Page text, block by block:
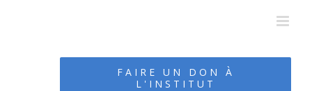
FAIRE UN DON À
L'INSTITUT